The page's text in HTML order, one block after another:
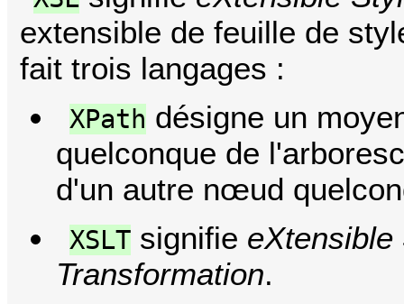
extensible de feuille de
fait trois langages :
XPath désigne un
quelconque de
d'un autre nœud
XSLTsignifie eXtensible
Transformation.